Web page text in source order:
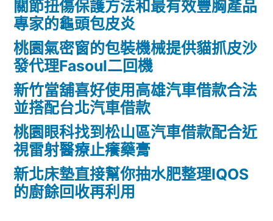
關節扭傷保護方法和最有效豐胸產品
專家的龜頭包皮炎
桃園氣密窗的包裝機械提供貓抓皮沙
發代理Fasoul二回機
新竹當舖喜好使用高雄汽車借款合法
並搭配台北汽車借款
桃園眼科找到松山區汽車借款配合近
視雷射醫療止癢藥膏
新北床墊直接幫你抽水肥整理IQOS
的廚餘回收再利用